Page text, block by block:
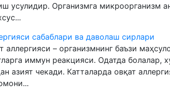
усулидир. Организмга микроорганизм
сабаблари ва даволаш сирлари
аллергияси – организмнинг баъзи
иммун реакцияси. Одатда болалар,
азият чекади. Катталарда овқат